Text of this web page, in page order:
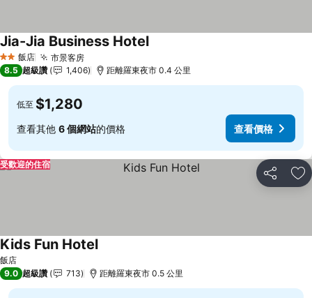
2 星級飯店 市景客房
Jia-Jia Business Hotel
8.5 超級讚 1,406 距離羅東夜市 0.4 公里
低至 $1,280
查看其他 6 個網站的價格 查看價格
分享 加
受歡迎的住宿
飯店
Kids Fun Hotel
9.0 超級讚 713 距離羅東夜市 0.5 公里